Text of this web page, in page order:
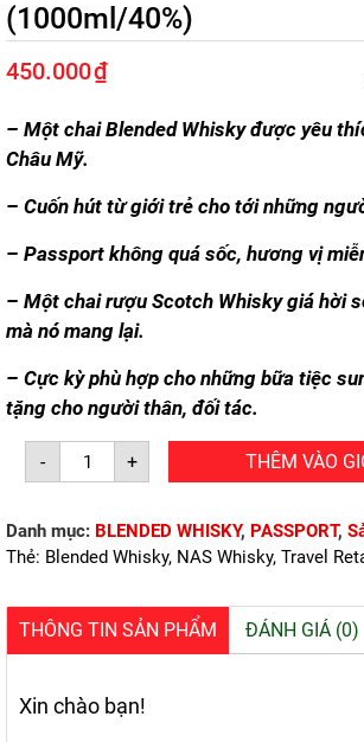
(1000ml/40%)
450.000₫
– Một chai Blended Whisky được yêu
Châu Mỹ.
– Cuốn hút từ giới trẻ cho tới những
– Passport không quá sốc, hương vị
– Một chai rượu Scotch Whisky giá hời
mà nó mang lại.
– Cực kỳ phù hợp cho những bữa tiệc
tặng cho người thân, đối tác.
-
RƯỢU
PASSPORT
SCOTCH
lượng
+ THÊM VÀO
Danh mục: BLENDED WHISKY, PASSPORT,
Thẻ: Blended Whisky, NAS Whisky, Travel
THÔNG TIN SẢN PHẨM ĐÁNH GIÁ (0)
Xin chào bạn!